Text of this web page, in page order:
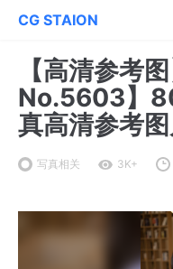
CG STAION
【高清参考
No.5603】
真高清参考
写真相关 3K+